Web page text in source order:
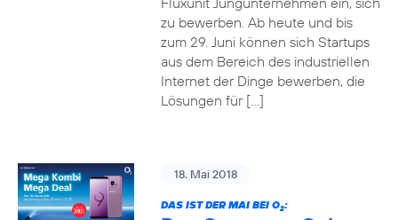
zu bewerben. Ab heute und bis
zum 29. Juni können sich Startups
aus dem Bereich des industriellen
Internet der Dinge bewerben, die
Lösungen für […]
18. Mai 2018
DAS IST DER MAI BEI O2: